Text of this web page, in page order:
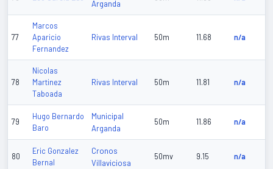
Arganda
77
Marcos
Aparicio
Fernandez
Rivas Interval 50m 11.68 n/a
78
Nicolas
Martinez
Taboada
Rivas Interval 50m 11.81 n/a
79
Hugo Bernardo
Baro
Municipal
Arganda
50m 11.86 n/a
80
Eric Gonzalez
Bernal
Cronos
Villaviciosa
50mv 9.15 n/a